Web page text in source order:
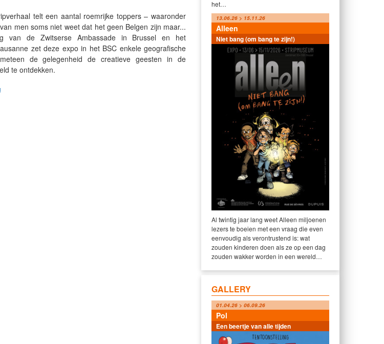
telt een aantal roemrijke toppers – waaronder
men soms niet weet dat het geen Belgen zijn maar...
van de Zwitserse Ambassade in Brussel en het
zet deze expo in het BSC enkele geografische
de gelegenheid de creatieve geesten in de
te ontdekken.
het…
13.06.26 > 15.11.26
Alleen
Niet bang (om bang te zijn!)
Al twintig jaar lang weet Alleen miljoenen
lezers te boeien met een vraag die even
eenvoudig als verontrustend is: wat
zouden kinderen doen als ze op een dag
zouden wakker worden in een wereld…
GALLERY
01.04.26 > 06.09.26
Pol
Een beertje van alle tijden